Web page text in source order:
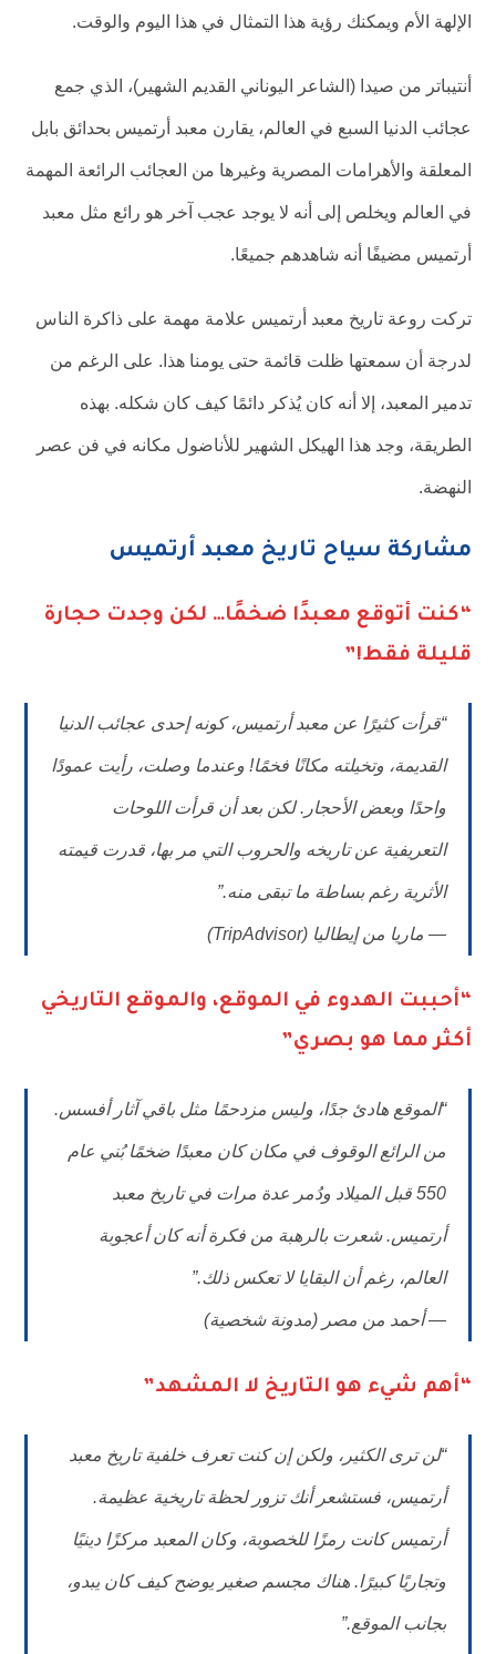
الإلهة الأم ويمكنك رؤية هذا التمثال في هذا اليوم والوقت.
أنتيباتر من صيدا (الشاعر اليوناني القديم الشهير)، الذي جمع
عجائب الدنيا السبع في العالم، يقارن معبد أرتميس بحدائق بابل
المعلقة والأهرامات المصرية وغيرها من العجائب الرائعة المهمة
في العالم ويخلص إلى أنه لا يوجد عجب آخر هو رائع مثل معبد
أرتميس مضيفًا أنه شاهدهم جميعًا.
تركت روعة تاريخ معبد أرتميس علامة مهمة على ذاكرة الناس
لدرجة أن سمعتها ظلت قائمة حتى يومنا هذا. على الرغم من
تدمير المعبد، إلا أنه كان يُذكر دائمًا كيف كان شكله. بهذه
الطريقة، وجد هذا الهيكل الشهير للأناضول مكانه في فن عصر
النهضة.
مشاركة سياح تاريخ معبد أرتميس
“كنت أتوقع معبدًا ضخمًا… لكن وجدت حجارة
قليلة فقط!”
“قرأت كثيرًا عن معبد أرتميس، كونه إحدى عجائب الدنيا
القديمة، وتخيلته مكانًا فخمًا! وعندما وصلت، رأيت عمودًا
واحدًا وبعض الأحجار. لكن بعد أن قرأت اللوحات
التعريفية عن تاريخه والحروب التي مر بها، قدرت قيمته
الأثرية رغم بساطة ما تبقى منه.”
— ماريا من إيطاليا (TripAdvisor)
“أحببت الهدوء في الموقع، والموقع التاريخي
أكثر مما هو بصري”
“الموقع هادئ جدًا، وليس مزدحمًا مثل باقي آثار أفسس.
من الرائع الوقوف في مكان كان معبدًا ضخمًا بُني عام
550 قبل الميلاد ودُمر عدة مرات في تاريخ معبد
أرتميس. شعرت بالرهبة من فكرة أنه كان أعجوبة
العالم، رغم أن البقايا لا تعكس ذلك.”
—أحمد من مصر (مدونة شخصية)
“أهم شيء هو التاريخ لا المشهد”
“لن ترى الكثير، ولكن إن كنت تعرف خلفية تاريخ معبد
أرتميس، فستشعر أنك تزور لحظة تاريخية عظيمة.
أرتميس كانت رمزًا للخصوبة، وكان المعبد مركزًا دينيًا
وتجاريًا كبيرًا. هناك مجسم صغير يوضح كيف كان يبدو،
بجانب الموقع.”